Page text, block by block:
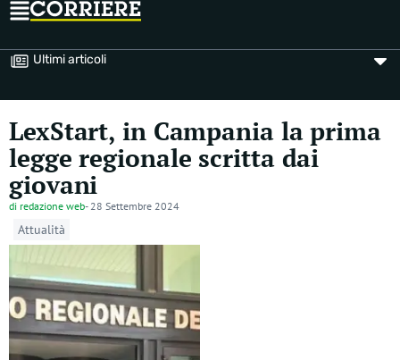
Ultimi articoli
LexStart, in Campania la prima
legge regionale scritta dai
giovani
di redazione web- 28 Settembre 2024
Attualità